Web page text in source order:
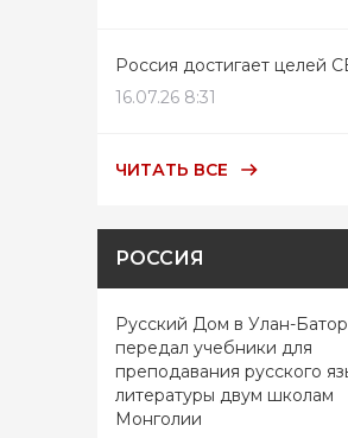
Россия достигает целей
16.07.26 8:31
ЧИТАТЬ ВСЕ
РОССИЯ
Русский Дом в Улан-
передал учебники для
преподавания русского
литературы двум школам
Монголии